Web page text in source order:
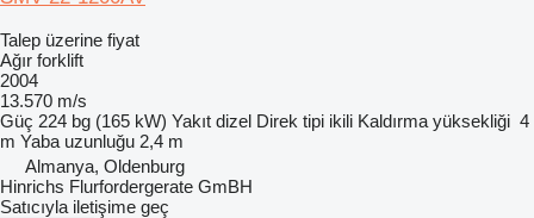
Talep üzerine fiyat
Ağır forklift
2004
13.570 m/s
Güç 224 bg (165 kW) Yakıt dizel Direk tipi ikili Kaldırma yüksekliği 4
m Yaba uzunluğu 2,4 m
Almanya, Oldenburg
Hinrichs Flurfordergerate GmBH
Satıcıyla iletişime geç